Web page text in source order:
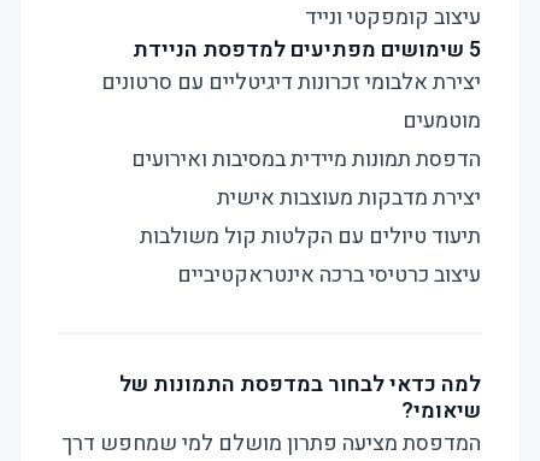
עיצוב קומפקטי ונייד
5 שימושים מפתיעים למדפסת הניידת
יצירת אלבומי זכרונות דיגיטליים עם סרטונים
מוטמעים
הדפסת תמונות מיידית במסיבות ואירועים
יצירת מדבקות מעוצבות אישית
תיעוד טיולים עם הקלטות קול משולבות
עיצוב כרטיסי ברכה אינטראקטיביים
למה כדאי לבחור במדפסת התמונות של
שיאומי?
המדפסת מציעה פתרון מושלם למי שמחפש דרך